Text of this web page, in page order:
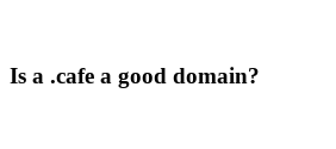
Is a .cafe a good domain?